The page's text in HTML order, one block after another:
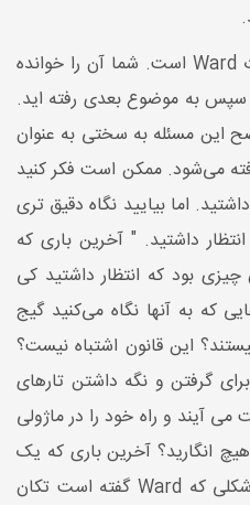
جمله‌هایی مانند این، خصوصیات Ward است. شما آن را خوانده
سپس به موضوع بعدی رفته اید.
این مسئله به سختی به عنوان
می‌شود. ممکن است فکر کنید
اما بیایید نگاه دقیق تری
داشتید. " آخرین باری که
چیزی بود که انتظار داشتید کی
که به آنها نگاه می‌کنید گیج
این قانون اشتباه نیست؟
گرفتن و نگه داشتن تارهای
آیند و راه خود را در ماژولی
انگارید؟ آخرین باری که یک
کد را خواندید و سر خود را به شکلی که Ward گفته است تکان